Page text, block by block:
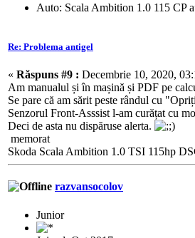
Auto: Scala Ambition 1.0 115 CP
Re: Problema antigel
« Răspuns #9 : Decembrie 10, 2020,
Am manualul și în mașină și PDF pe
Se pare că am sărit peste rândul cu
Senzorul Front-Asssist l-am curățat cu
Deci de asta nu dispăruse alerta.
memorat
Skoda Scala Ambition 1.0 TSI 115hp
razvansocolov
Junior